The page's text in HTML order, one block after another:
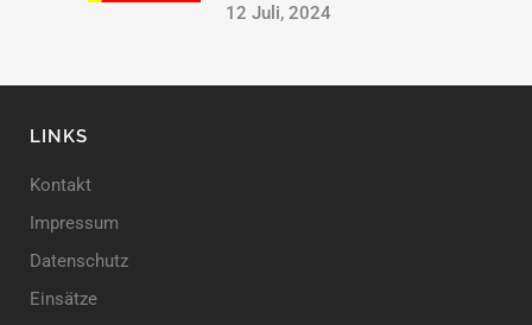
12 Juli, 2024
LINKS
Kontakt
Impressum
Datenschutz
Einsätze